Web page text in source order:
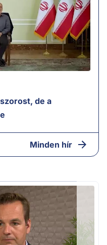
de a
Minden hír